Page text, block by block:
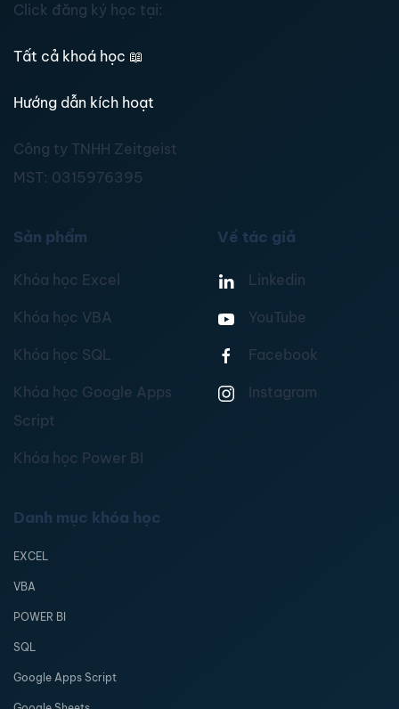
Click đăng ký học tại:
Tất cả khoá học 📖
Hướng dẫn kích hoạt
Công ty TNHH Zeitgeist
MST: 0315976395
Sản phẩm
Khóa học Excel
Khóa học VBA
Khóa học SQL
Khóa học Google Apps
Script
Khóa học Power BI
Về tác giả
Linkedin
YouTube
Facebook
Instagram
Danh mục khóa học
EXCEL
VBA
POWER BI
SQL
Google Apps Script